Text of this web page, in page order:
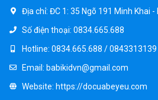
Xe máy điện trẻ
1.950.000 ₫
Xe ô tô điện trẻ
1.530.000 ₫
Địa chỉ: ĐC 1: 35 Ngõ 191 Minh Khai -
Số điện thoại: 0834.665.688
Hotline: 0834.665.688 / 0843313139
Email: babikidvn@gmail.com
Website: https://docuabeyeu.com